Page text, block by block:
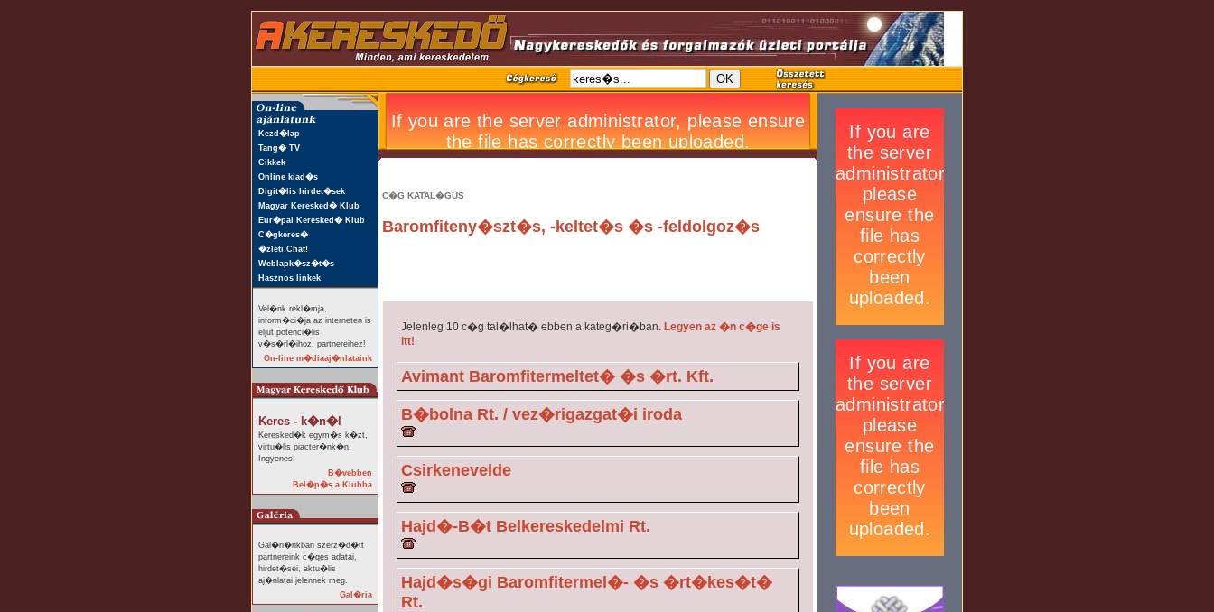
Kezd�lap
Tang� TV
Cikkek
Online kiad�s
Digit�lis hirdet�sek
Magyar Keresked� Klub
Eur�pai Keresked� Klub
C�gkeres�
�zleti Chat!
Weblapk�sz�t�s
Hasznos linkek
Vel�nk rekl�mja,
inform�ci�ja az interneten is
eljut potenci�lis
v�s�rl�ihoz, partnereihez!
On-line m�diaaj�nlataink
Keres - k�n�l
Keresked�k egym�s k�zt,
virtu�lis piacter�nk�n.
Ingyenes!
B�vebben
Bel�p�s a Klubba
Gal�ri�nkban szerz�d�tt
partnereink c�ges adatai,
hirdet�sei, aktu�lis
aj�nlatai jelennek meg.
Gal�ria
C�G KATAL�GUS
Baromfiteny�szt�s, -keltet�s �s -feldolgoz�s
Jelenleg 10 c�g tal�lhat� ebben a kateg�ri�ban. Legyen az �n c�ge is
itt!
Avimant Baromfitermeltet� �s �rt. Kft.
B�bolna Rt. / vez�rigazgat�i iroda
Csirkenevelde
Hajd�-B�t Belkereskedelmi Rt.
Hajd�s�gi Baromfitermel�- �s �rt�kes�t�
Rt.